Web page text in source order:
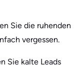
Sie die ruhenden
vergessen.
Sie kalte Leads